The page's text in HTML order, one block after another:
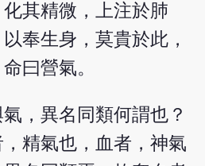
其精微，上注於肺
奉生身，莫貴於此，
曰營氣。
，異名同類何謂也？
精氣也，血者，神氣